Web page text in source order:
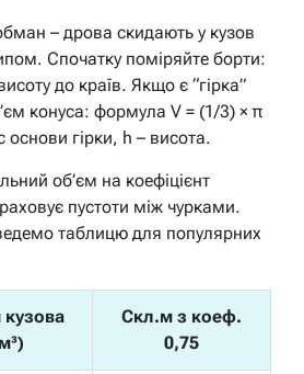
– дрова скидають у кузов
Спочатку поміряйте борти:
до країв. Якщо є “гірка”
конуса: формула V = (1/3) × π
основи гірки, h – висота.
об’єм на коефіцієнт
пустоти між чурками.
таблицю для популярних
кузова
Скл.м з коеф.
0,75